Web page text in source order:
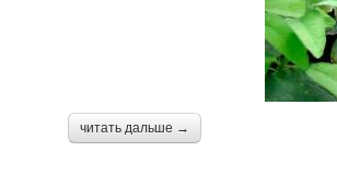
читать дальше →